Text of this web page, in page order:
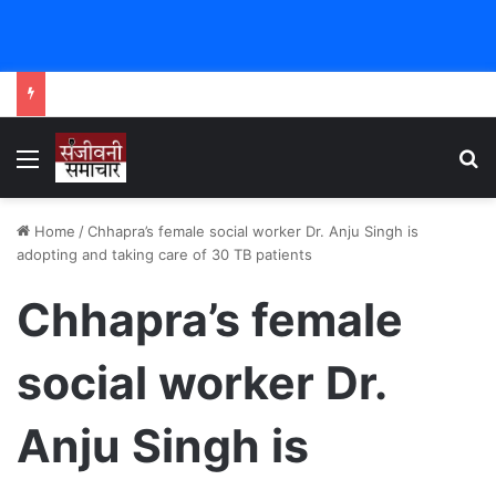
Menu
Home /Chhapra’s female social worker Dr. Anju Singh is
adopting and taking care of 30 TB patients
Chhapra’s female
social worker Dr.
Anju Singh is